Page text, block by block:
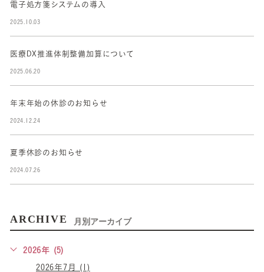
電子処方箋システムの導入
2025.10.03
医療DX推進体制整備加算について
2025.06.20
年末年始の休診のお知らせ
2024.12.24
夏季休診のお知らせ
2024.07.26
ARCHIVE 月別アーカイブ
2026年 (5)
2026年7月 (1)